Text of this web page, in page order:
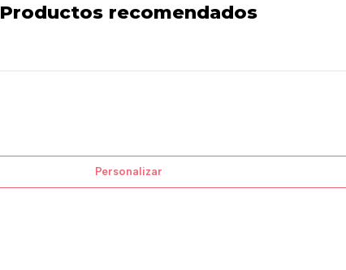
Productos recomendados
Personalizar